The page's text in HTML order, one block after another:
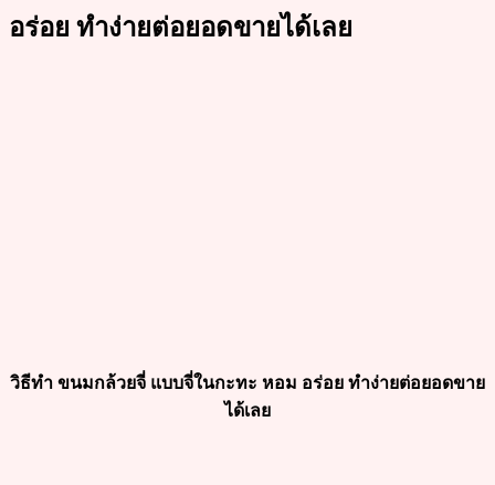
อร่อย ทำง่ายต่อยอดขายได้เลย
วิธีทำ ขนมกล้วยจี่ แบบจี่ในกะทะ หอม อร่อย ทำง่ายต่อยอดขาย
ได้เลย